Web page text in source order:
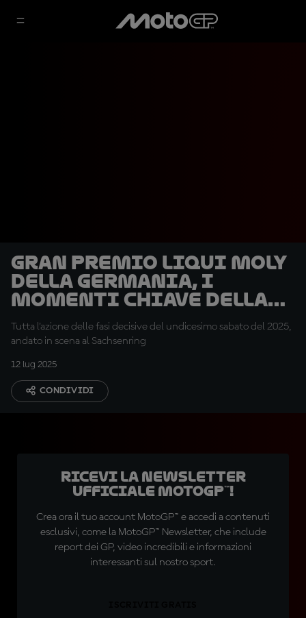
Gran Premio Liqui Moly
della Germania, i
momenti chiave della
Tissot Sprint
Tutta l'azione delle fasi decisive del undicesimo sabato del 2025,
andato in scena al Sachsenring
12 lug 2025
CONDIVIDI
Ricevi la newsletter
ufficiale MotoGP™!
Crea ora il tuo account MotoGP™ e accedi a contenuti
esclusivi, come la MotoGP™ Newsletter, che include
report dei GP, video incredibili e informazioni
interessanti sul nostro sport.